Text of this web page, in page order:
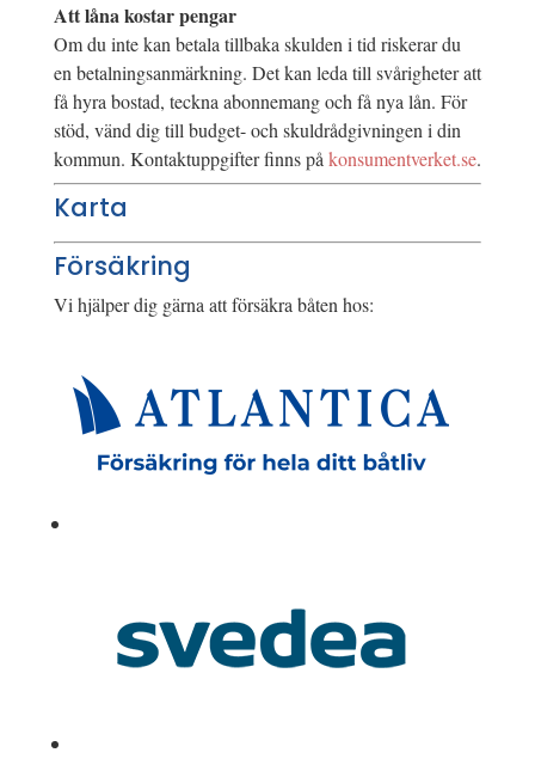
Att låna kostar pengar
Om du inte kan betala tillbaka skulden i tid riskerar du
en betalningsanmärkning. Det kan leda till svårigheter att
få hyra bostad, teckna abonnemang och få nya lån. För
stöd, vänd dig till budget- och skuldrådgivningen i din
kommun. Kontaktuppgifter finns på konsumentverket.se.
Karta
Försäkring
Vi hjälper dig gärna att försäkra båten hos: